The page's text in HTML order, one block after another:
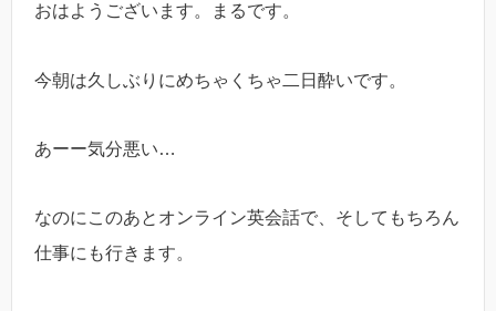
おはようございます。まるです。
今朝は久しぶりにめちゃくちゃ二日酔いです。
あーー気分悪い…
なのにこのあとオンライン英会話で、そしてもちろん
仕事にも行きます。